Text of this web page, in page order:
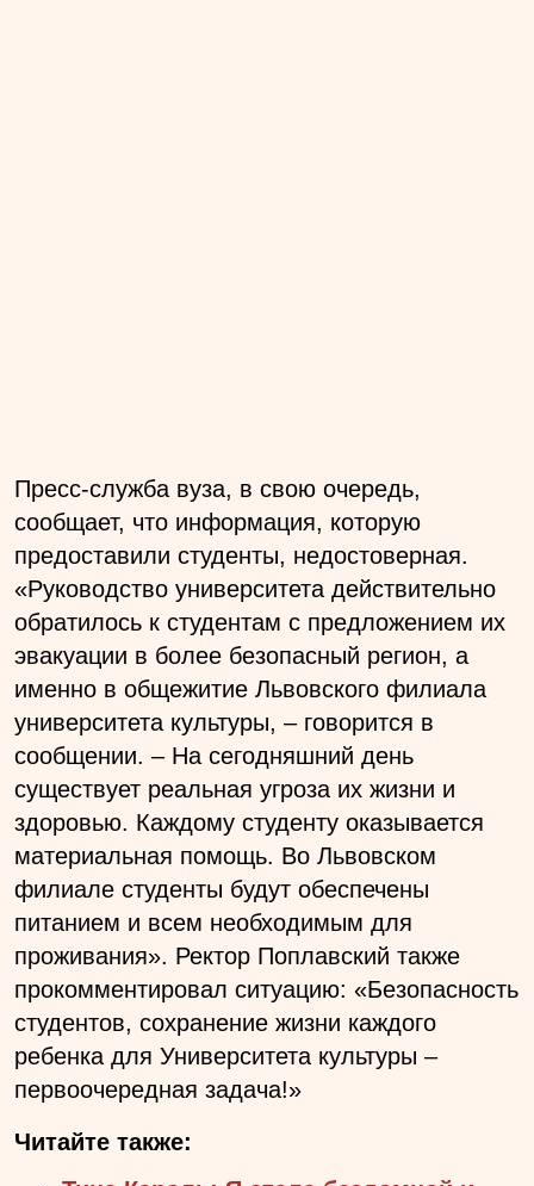
Пресс-служба вуза, в свою очередь,
сообщает, что информация, которую
предоставили студенты, недостоверная.
«Руководство университета действительно
обратилось к студентам с предложением их
эвакуации в более безопасный регион, а
именно в общежитие Львовского филиала
университета культуры, – говорится в
сообщении. – На сегодняшний день
существует реальная угроза их жизни и
здоровью. Каждому студенту оказывается
материальная помощь. Во Львовском
филиале студенты будут обеспечены
питанием и всем необходимым для
проживания». Ректор Поплавский также
прокомментировал ситуацию: «Безопасность
студентов, сохранение жизни каждого
ребенка для Университета культуры –
первоочередная задача!»
Читайте также: